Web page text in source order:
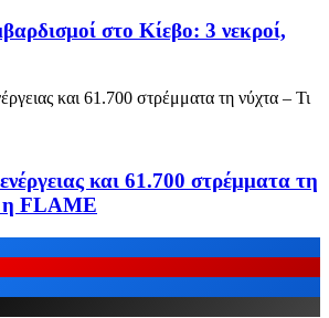
στο Κίεβο: 3 νεκροί,
και 61.700 στρέμματα τη
η FLAME